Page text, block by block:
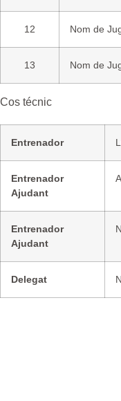
12 Nom de
13 Nom de
Cos técnic
Entrenador
Entrenador
Ajudant
Entrenador
Ajudant
Delegat